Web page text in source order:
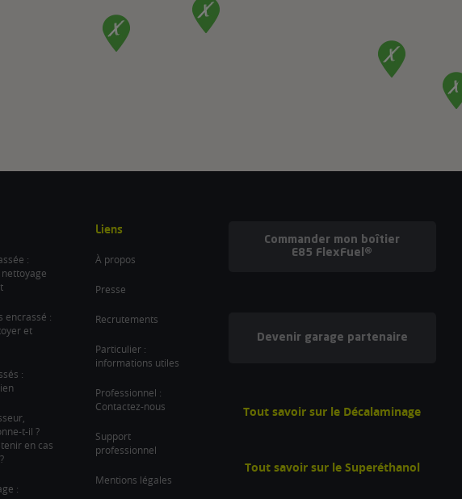
:
encrassé :
et
:
t-il ?
en cas
:
Liens
À propos
Presse
Recrutements
Particulier :
informations utiles
Professionnel :
Contactez-nous
Support
professionnel
Mentions légales
Commander mon boîtier
E85 FlexFuel®
Devenir garage partenaire
Tout savoir sur le Décalaminage
Tout savoir sur le Superéthanol